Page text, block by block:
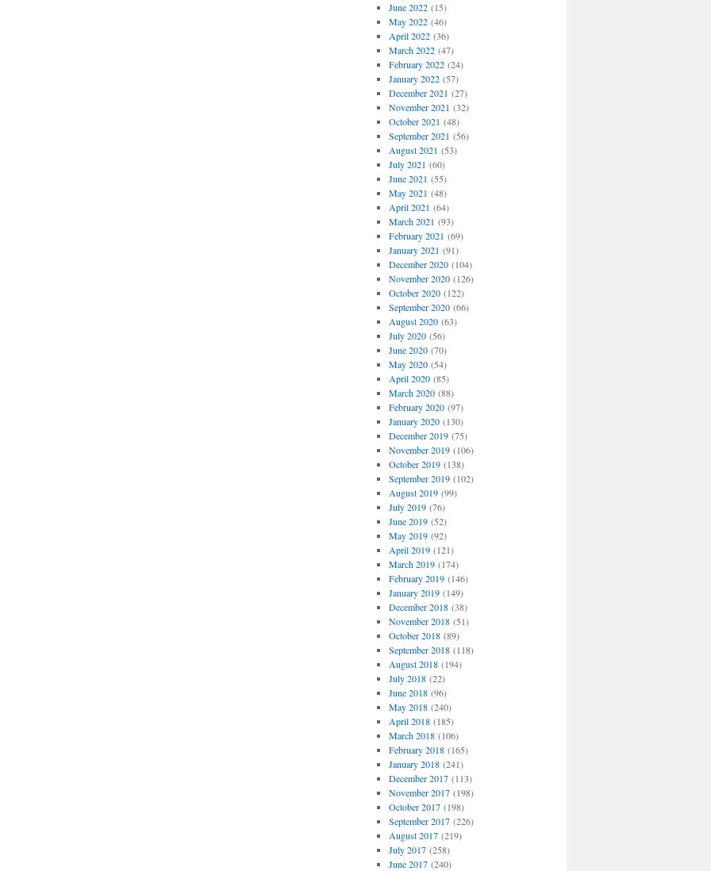
June 2022(15)
May 2022(46)
April 2022(36)
March 2022(47)
February 2022(24)
January 2022(57)
December 2021 (27)
November 2021 (32)
October 2021 (48)
September 2021 (56)
August 2021 (53)
July 2021 (60)
June 2021 (55)
May 2021 (48)
April 2021 (64)
March 2021 (93)
February 2021 (69)
January 2021 (91)
December 2020(104)
November 2020(126)
October 2020(122)
September 2020(66)
August 2020(63)
July 2020(56)
June 2020(70)
May 2020(54)
April 2020(85)
March 2020(88)
February 2020(97)
January 2020(130)
December 2019(75)
November 2019(106)
October 2019(138)
September 2019(102)
August 2019(99)
July 2019(76)
June 2019(52)
May 2019(92)
April 2019(121)
March 2019(174)
February 2019(146)
January 2019(149)
December 2018(38)
November 2018(51)
October 2018(89)
September 2018(118)
August 2018(194)
July 2018(22)
June 2018(96)
May 2018(240)
April 2018(185)
March 2018(106)
February 2018(165)
January 2018(241)
December 2017(113)
November 2017(198)
October 2017(198)
September 2017(226)
August 2017(219)
July 2017(258)
June 2017(240)